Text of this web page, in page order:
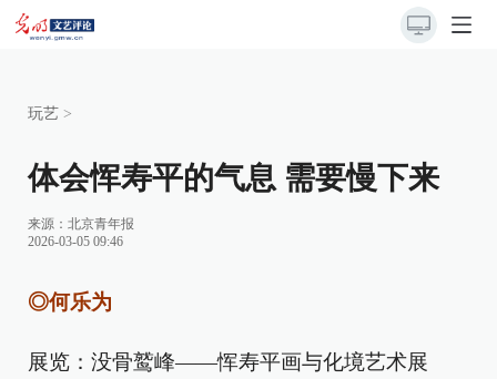
玩艺 >
体会恽寿平的气息 需要慢下来
来源： 北京青年报
2026-03-05 09:46
◎何乐为
展览：没骨鹫峰——恽寿平画与化境艺术展